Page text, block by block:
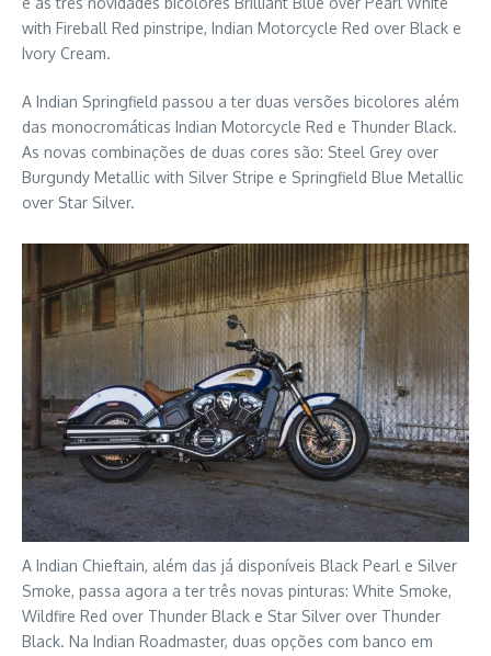
with Fireball Red pinstripe, Indian Motorcycle Red over Black e
Ivory Cream.
A Indian Springfield passou a ter duas versões bicolores além
das monocromáticas Indian Motorcycle Red e Thunder Black.
As novas combinações de duas cores são: Steel Grey over
Burgundy Metallic with Silver Stripe e Springfield Blue Metallic
over Star Silver.
A Indian Chieftain, além das já disponíveis Black Pearl e Silver
Smoke, passa agora a ter três novas pinturas: White Smoke,
Wildfire Red over Thunder Black e Star Silver over Thunder
Black. Na Indian Roadmaster, duas opções com banco em